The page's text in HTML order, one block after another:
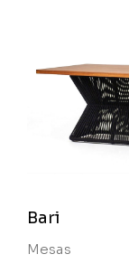
Bari
Mesas